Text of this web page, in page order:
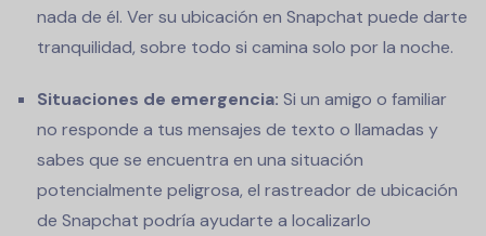
nada de él. Ver su ubicación en Snapchat puede darte
tranquilidad, sobre todo si camina solo por la noche.
Situaciones de emergencia: Si un amigo o familiar
no responde a tus mensajes de texto o llamadas y
sabes que se encuentra en una situación
potencialmente peligrosa, el rastreador de ubicación
de Snapchat podría ayudarte a localizarlo